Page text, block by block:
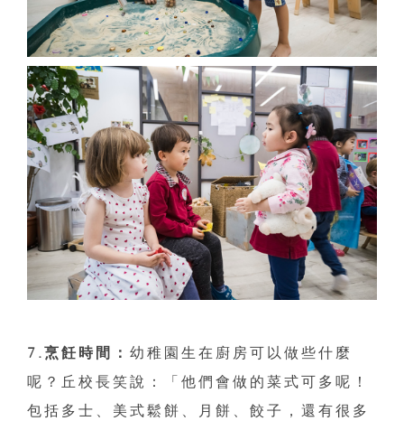
7.烹飪時間： 幼稚園生在廚房可以做些什麼
呢？丘校長笑說：「他們會做的菜式可多呢！
包括多士、美式鬆餅、月餅、餃子，還有很多